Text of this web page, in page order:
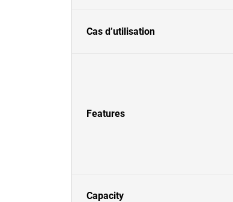
Cas d’utilisation
Features
Capacity